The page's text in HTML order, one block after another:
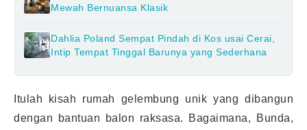
Mewah Bernuansa Klasik
Dahlia Poland Sempat Pindah di Kos usai Cerai,
Intip Tempat Tinggal Barunya yang Sederhana
Itulah kisah rumah gelembung unik yang dibangun
dengan bantuan balon raksasa. Bagaimana, Bunda,